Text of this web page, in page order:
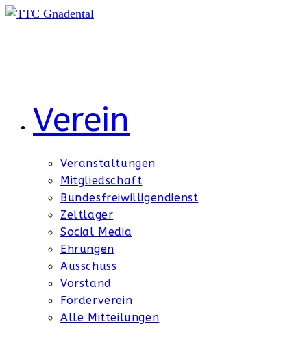
Zum
Verein
Veranstaltungen
Mitgliedschaft
Bundesfreiwilligendienst
Zeltlager
Social Media
Ehrungen
Ausschuss
Vorstand
Förderverein
Alle Mitteilungen